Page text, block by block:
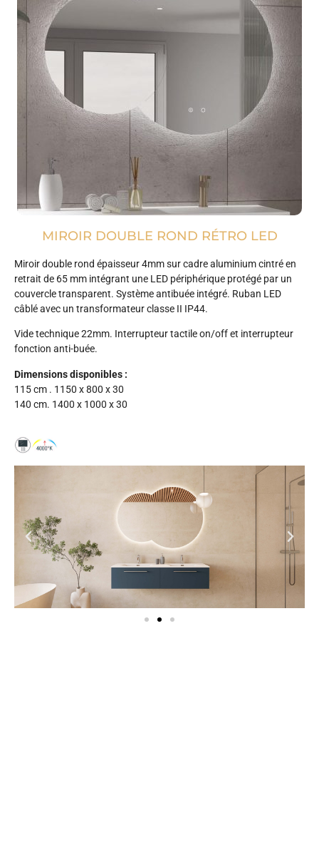
MIROIR DOUBLE ROND RÉTRO LED
Miroir double rond épaisseur 4mm sur cadre aluminium cintré en
retrait de 65 mm intégrant une LED périphérique protégé par un
couvercle transparent. Système antibuée intégré. Ruban LED
câblé avec un transformateur classe II IP44.
Vide technique 22mm. Interrupteur tactile on/off et interrupteur
fonction anti-buée.
Dimensions disponibles :
115 cm . 1150 x 800 x 30
140 cm. 1400 x 1000 x 30